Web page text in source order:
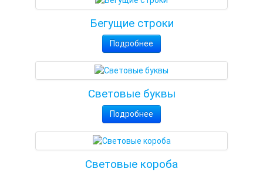
Бегущие строки
Подробнее
Световые буквы
Подробнее
Световые короба